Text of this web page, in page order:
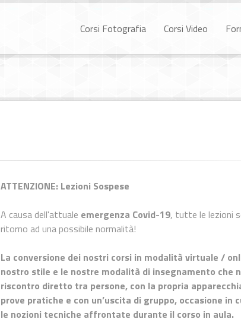
Corsi Fotografia Corsi Video
ATTENZIONE: Lezioni Sospese
A causa dell'attuale emergenza Covid-19, tutte le lezioni
ritorno ad una possibile normalità!
La conversione dei nostri corsi in modalità virtuale /
nostro stile e le nostre modalità di insegnamento che
riscontro diretto tra persone, con la propria
prove pratiche e con un’uscita di gruppo, occasione
le nozioni tecniche affrontate durante il corso in aula.